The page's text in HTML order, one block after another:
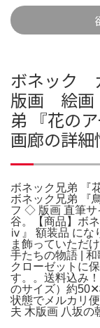
ボネック
版画 絵画
弟 『花の
画廊の詳細
ボネック兄弟 『
ボネック兄弟 『
フ ◇ 版画 直筆サ
谷。【商品】ボ
ⅳ』 額装品 にな
ま飾っていただ
手たちの物語 |
クローゼットに
す。。送料込み
のサイズ）約
状態でメルカリ
夫 木版画 八坂の